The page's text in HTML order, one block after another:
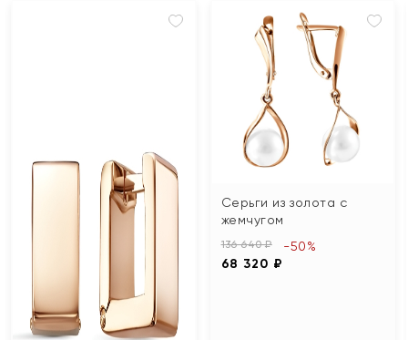
Серьги из золота с
жемчугом
136 640 ₽
68 320 ₽
-50%